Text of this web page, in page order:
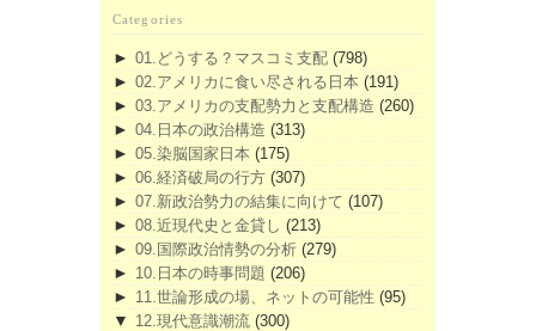
Categories
► 01.どうする？マスコミ支配 (798)
► 02.アメリカに食い尽される日本 (191)
► 03.アメリカの支配勢力と支配構造 (260)
► 04.日本の政治構造 (313)
► 05.染脳国家日本 (175)
► 06.経済破局の行方 (307)
► 07.新政治勢力の結集に向けて (107)
► 08.近現代史と金貸し (213)
► 09.国際政治情勢の分析 (279)
► 10.日本の時事問題 (206)
► 11.世論形成の場、ネットの可能性 (95)
▼ 12.現代意識潮流 (300)